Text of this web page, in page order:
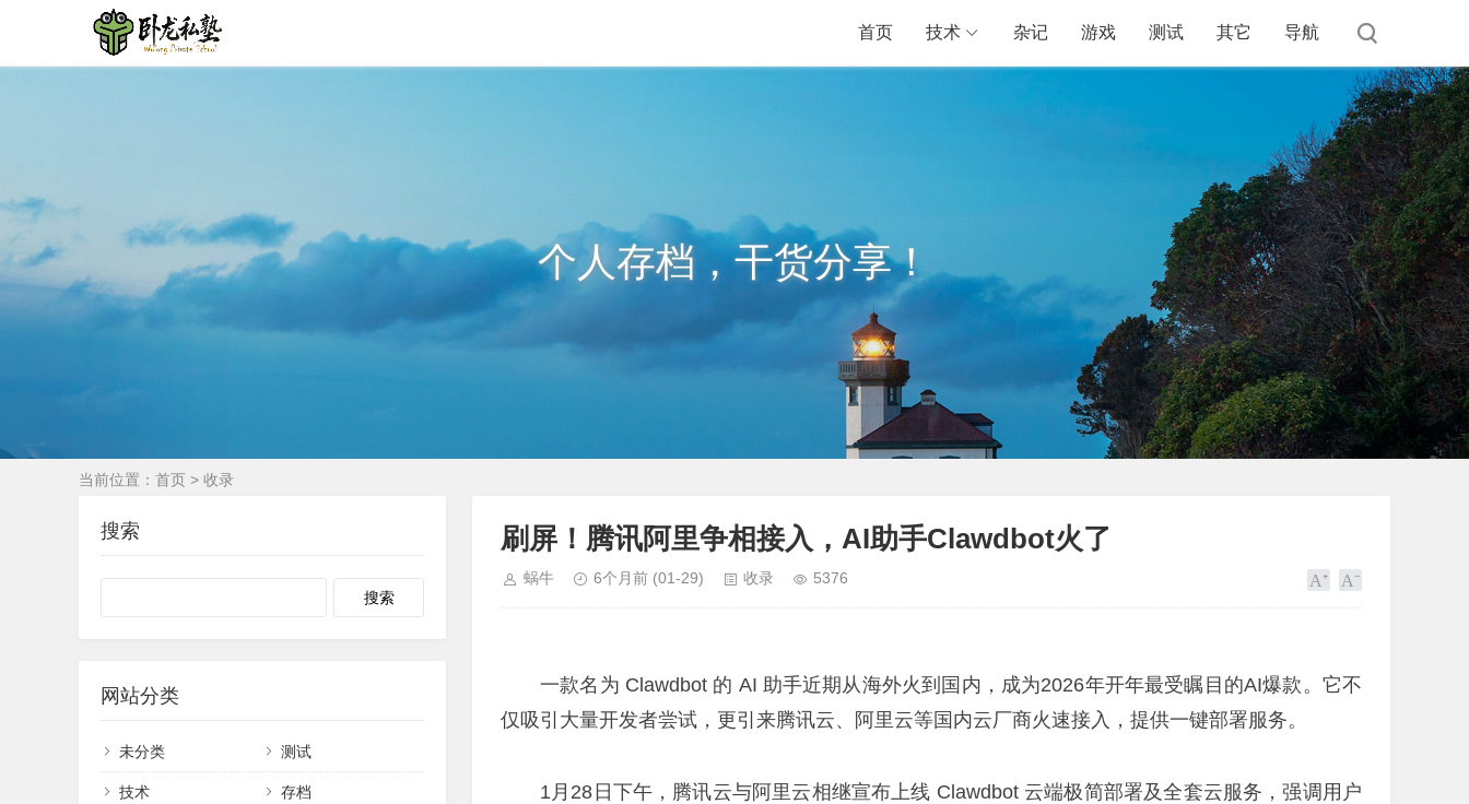
首页 技术 杂记 游戏 测试 其它 导航
个人存档，干货分享！
当前位置： 首页 > 收录
刷屏！腾讯阿里争相接入，AI助手Clawdbot火了
蜗牛 6个月前 (01-29) 收录 5376
一款名为 Clawdbot 的 AI 助手近期从海外火到国内，成为2026年开年最受瞩目的AI爆款。它不
仅吸引大量开发者尝试，更引来腾讯云、阿里云等国内云厂商火速接入，提供一键部署服务。
1月28日下午，腾讯云与阿里云相继宣布上线 Clawdbot 云端极简部署及全套云服务，强调用户
搜索
网站分类
未分类 测试
技术 存档